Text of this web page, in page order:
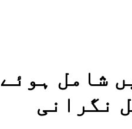
شامل ہوئے
نگرانی